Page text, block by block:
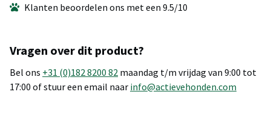
Klanten beoordelen ons met een 9.5/10
Vragen over dit product?
Bel ons +31 (0)182 8200 82 maandag t/m vrijdag van 9:00 tot
17:00 of stuur een email naar info@actievehonden.com